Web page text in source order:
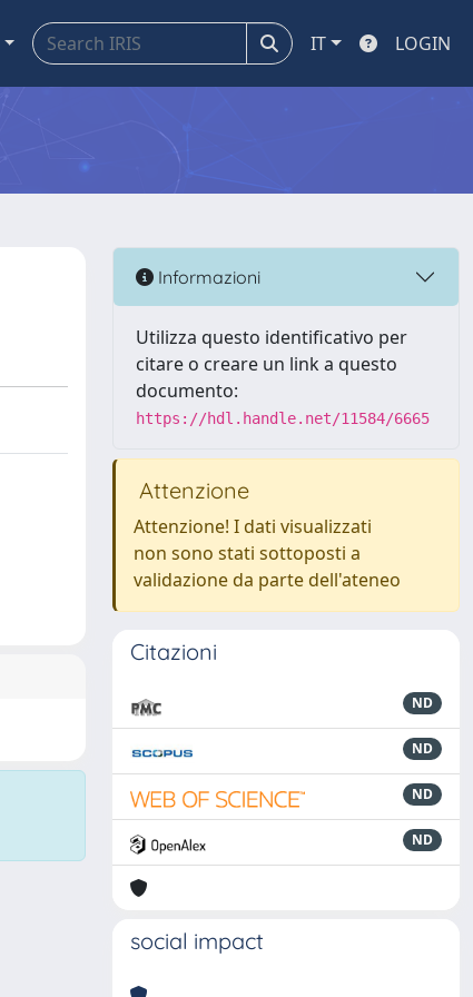
IT LOGIN
Informazioni
Utilizza questo identificativo per
citare o creare un link a questo
documento:
https://hdl.handle.net/11584/6665
Attenzione
Attenzione! I dati visualizzati
non sono stati sottoposti a
validazione da parte dell'ateneo
Citazioni
ND
ND
ND
ND
social impact